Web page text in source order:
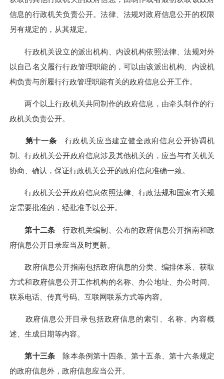
信息的行政机关负责公开。法律、法规对政府信息公开的权限
另有规定的，从其规定。
行政机关设立的派出机构、内设机构依照法律、法规对外
以自己名义履行行政管理职能的，可以由该派出机构、内设机
构负责与所履行行政管理职能有关的政府信息公开工作。
两个以上行政机关共同制作的政府信息，由牵头制作的行
政机关负责公开。
第十一条 行政机关应当建立健全政府信息公开协调机
制。行政机关公开政府信息涉及其他机关的，应当与有关机关
协商、确认，保证行政机关公开的政府信息准确一致。
行政机关公开政府信息依照法律、行政法规和国家有关规
定需要批准的，经批准予以公开。
第十二条 行政机关编制、公布的政府信息公开指南和政
府信息公开目录应当及时更新。
政府信息公开指南包括政府信息的分类、编排体系、获取
方式和政府信息公开工作机构的名称、办公地址、办公时间、
联系电话、传真号码、互联网联系方式等内容。
政府信息公开目录包括政府信息的索引、名称、内容概
述、生成日期等内容。
第十三条 除本条例第十四条、第十五条、第十六条规定
的政府信息外，政府信息应当公开。